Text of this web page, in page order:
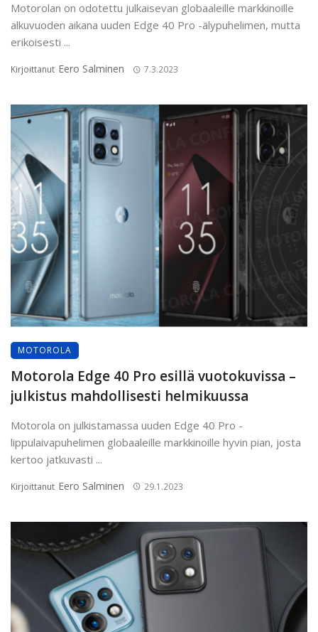
Motorolan on odotettu julkaisevan globaaleille markkinoille
alkuvuoden aikana uuden Edge 40 Pro -älypuhelimen, mutta
erikoisesti ...
Kirjoittanut Eero Salminen 7.3.2023
MOTOROLA
Motorola Edge 40 Pro esillä vuotokuvissa –
julkistus mahdollisesti helmikuussa
Motorola on julkistamassa uuden Edge 40 Pro -
lippulaivapuhelimen globaaleille markkinoille hyvin pian, josta
kertoo jatkuvasti ...
Kirjoittanut Eero Salminen 29.1.2023